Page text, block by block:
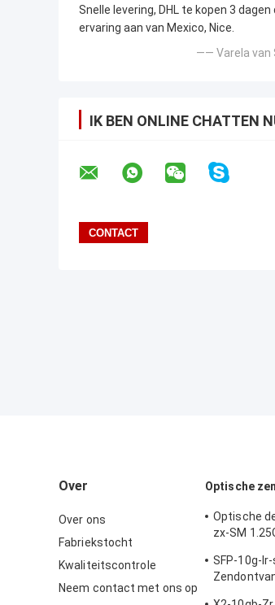
Snelle levering, DHL te kopen 3 dagen
ervaring aan van Mexico, Nice.
—— Varela van
IK BEN ONLINE CHATTEN
Over
Over ons
Fabriekstocht
Kwaliteitscontrole
Neem contact met ons op
Optische
Optische
zx-SM
SFP-10g-